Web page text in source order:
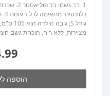
מצוירות, ללא ריח, הוכחת גשם חומצית 6.
הוספה